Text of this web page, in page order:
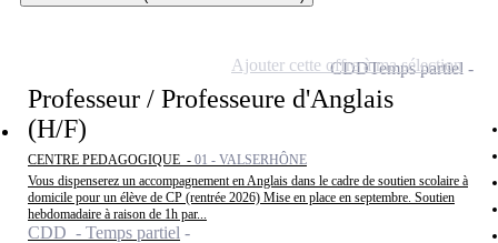
Professeur / Professeure d'Anglais
(H/F)
CENTRE PEDAGOGIQUE - 01 - VALSERHÔNE
Vous dispenserez un accompagnement en Anglais dans le cadre de soutien scolaire à
domicile pour un élève de CP (rentrée 2026) Mise en place en septembre. Soutien
hebdomadaire à raison de 1h par...
CDD - Temps partiel
CDDTemps partiel
Ajouter cette offre à ma sélection